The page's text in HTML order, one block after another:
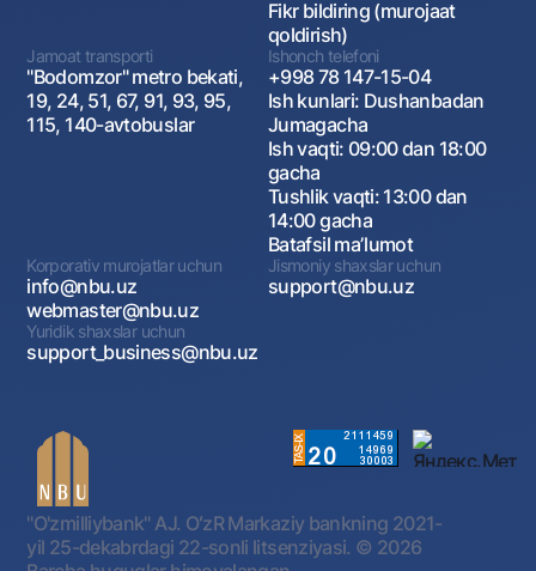
Fikr bildiring (murojaat
qoldirish)
Jamoat transporti
"Bodomzor" metro bekati,
19, 24, 51, 67, 91, 93, 95,
115, 140-avtobuslar
Ishonch telefoni
+998 78 147-15-04
Ish kunlari: Dushanbadan
Jumagacha
Ish vaqti: 09:00 dan 18:00
gacha
Tushlik vaqti: 13:00 dan
14:00 gacha
Batafsil maʼlumot
Korporativ murojatlar uchun
info@nbu.uz
webmaster@nbu.uz
Jismoniy shaxslar uchun
support@nbu.uz
Yuridik shaxslar uchun
support_business@nbu.uz
"O'zmilliybank" AJ. OʻzR Markaziy bankning 2021-
yil 25-dekabrdagi 22-sonli litsenziyasi. © 2026